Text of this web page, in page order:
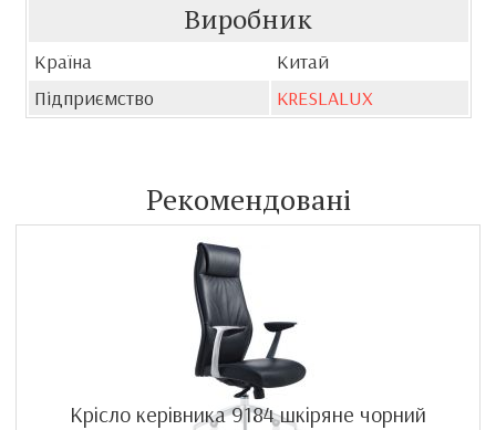
Виробник
Країна
Китай
Підприємство
KRESLALUX
Рекомендовані
Крісло керівника 9184 шкіряне чорний